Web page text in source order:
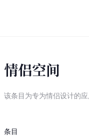
情侣空间
该条目为专为情侣设计的
条目